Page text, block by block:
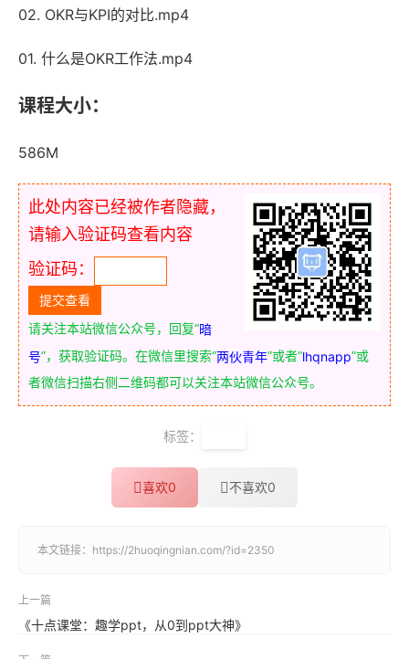
02. OKR与KPI的对比.mp4
01. 什么是OKR工作法.mp4
课程大小：
586M
此处内容已经被作者隐藏，
请输入验证码查看内容
验证码：
请关注本站微信公众号，回复“暗
号”，获取验证码。在微信里搜索“两伙青年”或者“lhqnapp”或
者微信扫描右侧二维码都可以关注本站微信公众号。
标签：
喜欢0 不喜欢0
本文链接： https://2huoqingnian.com/?id=2350
上一篇
《十点课堂：趣学ppt，从0到ppt大神》